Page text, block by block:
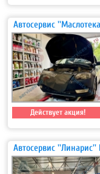
Автосервис
Действует акция!
Автосервис ''Линарис''